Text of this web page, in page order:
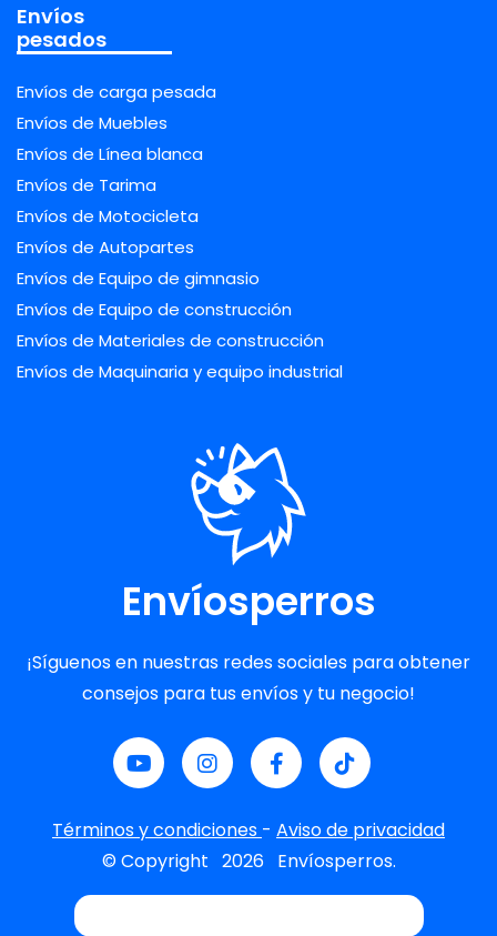
Envíos
pesados
Envíos de carga pesada
Envíos de Muebles
Envíos de Línea blanca
Envíos de Tarima
Envíos de Motocicleta
Envíos de Autopartes
Envíos de Equipo de gimnasio
Envíos de Equipo de construcción
Envíos de Materiales de construcción
Envíos de Maquinaria y equipo industrial
Envíosperros
¡Síguenos en nuestras redes sociales para obtener
consejos para tus envíos y tu negocio!
Términos y condiciones - Aviso de privacidad
© Copyright 2026 Envíosperros.